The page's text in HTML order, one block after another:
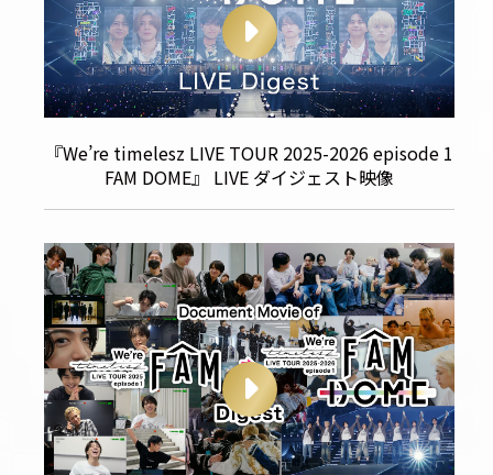
『We’re timelesz LIVE TOUR 2025-2026 episode 1
FAM DOME』 LIVE ダイジェスト映像